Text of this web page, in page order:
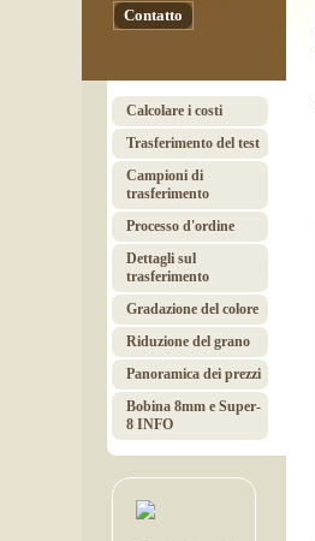
Contatto
Calcolare i costi
Trasferimento del test
Campioni di
trasferimento
Processo d'ordine
Dettagli sul
trasferimento
Gradazione del colore
Riduzione del grano
Panoramica dei prezzi
Bobina 8mm e Super-
8 INFO